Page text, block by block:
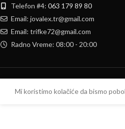
Telefon #4: 063 179 89 80
Email: jovalex.tr@gmail.com
Email: trifke72@gmail.com
Radno Vreme: 08:00 - 20:00
Mi koristimo kolačiće da bismo